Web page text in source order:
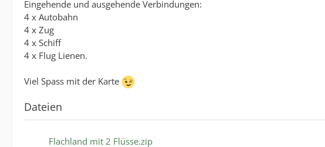
Eingehende und ausgehende Verbindungen:
4 x Autobahn
4 x Zug
4 x Schiff
4 x Flug Lienen.
Viel Spass mit der Karte
Dateien
Flachland mit 2 Flüsse.zip